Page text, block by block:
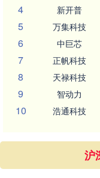
4 新开普
5 万集科技
6 中巨芯
7 正帆科技
8 天禄科技
9 智动力
10 浩通科技
沪